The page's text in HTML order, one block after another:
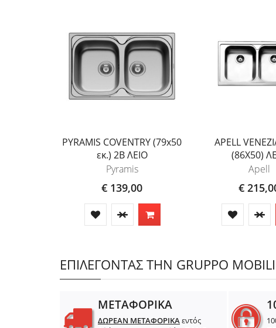
PYRAMIS COVENTRY (79x50
εκ.) 2B ΛΕΙΟ
Pyramis
€ 139,00
APELL
(86X50)
Apell
€
ΕΠΙΛΕΓΟΝΤΑΣ ΤΗΝ GRUPPO
ΜΕΤΑΦΟΡΙΚΑ
ΔΩΡΕΑΝ ΜΕΤΑΦΟΡΙΚΑεντός